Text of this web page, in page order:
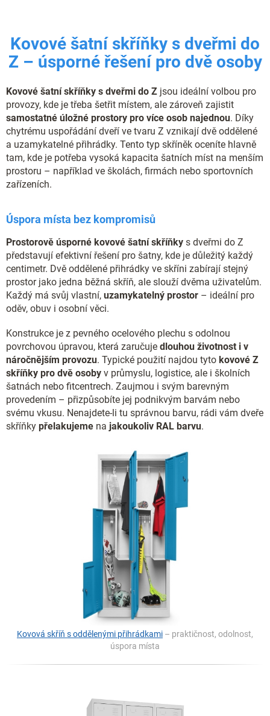
p
r
v
y
v
ý
p
i
s
u
Kovové šatní skříňky s dveřmi do
Z – úsporné řešení pro dvě osoby
Kovové šatní skříňky s dveřmi do Z jsou ideální volbou pro
provozy, kde je třeba šetřit místem, ale zároveň zajistit
samostatné úložné prostory pro více osob najednou. Díky
chytrému uspořádání dveří ve tvaru Z vznikají dvě oddělené
a uzamykatelné přihrádky. Tento typ skříněk oceníte hlavně
tam, kde je potřeba vysoká kapacita šatních míst na menším
prostoru – například ve školách, firmách nebo sportovních
zařízeních.
Úspora místa bez kompromisů
Prostorově úsporné kovové šatní skříňky s dveřmi do Z
představují efektivní řešení pro šatny, kde je důležitý každý
centimetr. Dvě oddělené přihrádky ve skříni zabírají stejný
prostor jako jedna běžná skříň, ale slouží dvěma uživatelům.
Každý má svůj vlastní, uzamykatelný prostor – ideální pro
oděv, obuv i osobní věci.
Konstrukce je z pevného ocelového plechu s odolnou
povrchovou úpravou, která zaručuje dlouhou životnost i v
náročnějším provozu. Typické použití najdou tyto kovové Z
skříňky pro dvě osoby v průmyslu, logistice, ale i školních
šatnách nebo fitcentrech. Zaujmou i svým barevným
provedením – přizpůsobíte jej podnikvým barvám nebo
svému vkusu. Nenajdete-li tu správnou barvu, rádi vám dveře
skříňky přelakujeme na jakoukoliv RAL barvu.
Kovová skříň s oddělenými přihrádkami – praktičnost, odolnost,
úspora místa